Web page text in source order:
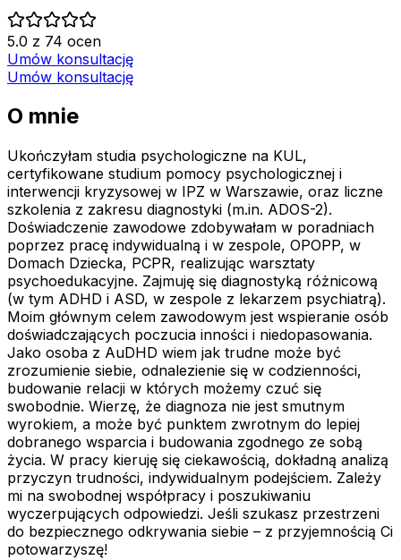
5.0 z 74 ocen
Umów konsultację
Umów konsultację
O mnie
Ukończyłam studia psychologiczne na KUL,
certyfikowane studium pomocy psychologicznej i
interwencji kryzysowej w IPZ w Warszawie, oraz liczne
szkolenia z zakresu diagnostyki (m.in. ADOS-2).
Doświadczenie zawodowe zdobywałam w poradniach
poprzez pracę indywidualną i w zespole, OPOPP, w
Domach Dziecka, PCPR, realizując warsztaty
psychoedukacyjne. Zajmuję się diagnostyką różnicową
(w tym ADHD i ASD, w zespole z lekarzem psychiatrą).
Moim głównym celem zawodowym jest wspieranie osób
doświadczających poczucia inności i niedopasowania.
Jako osoba z AuDHD wiem jak trudne może być
zrozumienie siebie, odnalezienie się w codzienności,
budowanie relacji w których możemy czuć się
swobodnie. Wierzę, że diagnoza nie jest smutnym
wyrokiem, a może być punktem zwrotnym do lepiej
dobranego wsparcia i budowania zgodnego ze sobą
życia. W pracy kieruję się ciekawością, dokładną analizą
przyczyn trudności, indywidualnym podejściem. Zależy
mi na swobodnej współpracy i poszukiwaniu
wyczerpujących odpowiedzi. Jeśli szukasz przestrzeni
do bezpiecznego odkrywania siebie – z przyjemnością Ci
potowarzyszę!